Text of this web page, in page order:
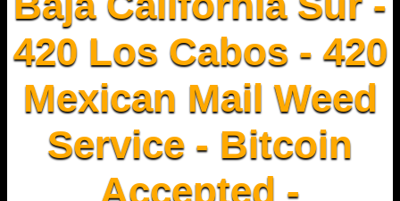
420 Los Cabos - 420
Mexican Mail Weed
Service - Bitcoin
Accepted -